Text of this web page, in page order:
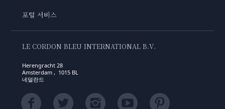
포털 서비스
LE CORDON BLEU INTERNATIONAL B.V.
Herengracht 28
Amsterdam , 1015 BL
네덜란드